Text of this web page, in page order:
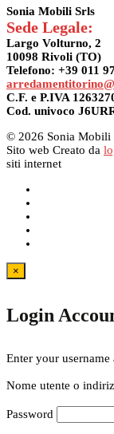
Sonia Mobili Srls
Sede Legale:
Largo Volturno, 2
10098 Rivoli (TO)
Telefono: +39 011
C.F. e P.IVA
Cod. univoco
© 2026 Sonia Mobili
Sito web Creato da
siti internet
×
Login
Enter your
Nome utente o
Password